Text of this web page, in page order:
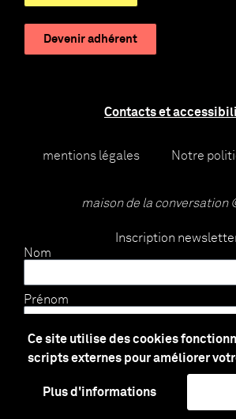
Ce site utilise des cookies
scripts externes pour améliorer
Plus d'informations
Devenir adhérent
Contacts et
mentions légales Notre
maison de la conversation
Inscription
Nom
Prénom
E-mail